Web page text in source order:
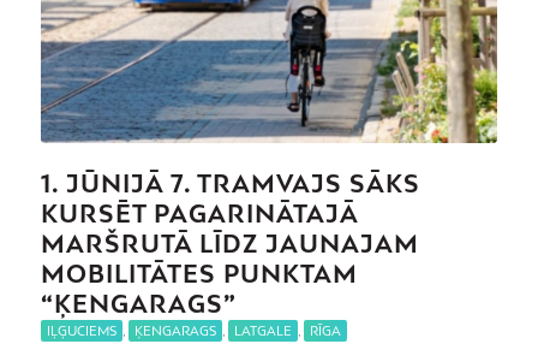
1. JŪNIJĀ 7. TRAMVAJS SĀKS
KURSĒT PAGARINĀTAJĀ
MARŠRUTĀ LĪDZ JAUNAJAM
MOBILITĀTES PUNKTAM
“ĶENGARAGS”
IĻĢUCIEMS ĶENGARAGS LATGALE RĪGA